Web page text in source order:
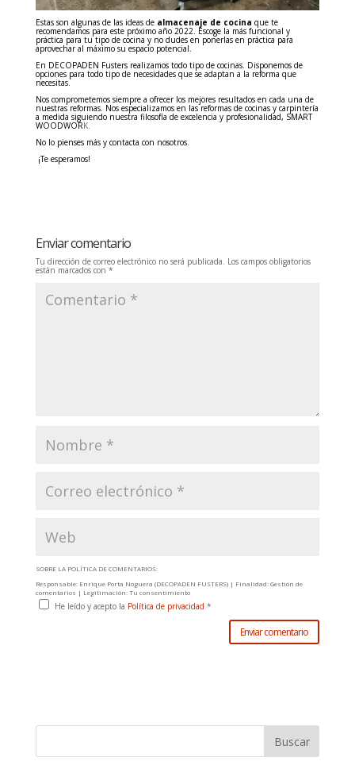
Estas son algunas de las ideas de almacenaje de cocina que te
recomendamos para este próximo año 2022. Escoge la más funcional y
práctica para tu tipo de cocina y no dudes en ponerlas en práctica para
aprovechar al máximo su espacio potencial.
En DECOPADEN Fusters realizamos todo tipo de cocinas. Disponemos de
opciones para todo tipo de necesidades que se adaptan a la reforma que
necesitas.
Nos comprometemos siempre a ofrecer los mejores resultados en cada una de
nuestras reformas. Nos especializamos en las reformas de cocinas y carpintería
a medida siguiendo nuestra filosofía de excelencia y profesionalidad, SMART
WOODWORK.
No lo pienses más y contacta con nosotros.
¡Te esperamos!
Enviar comentario
Tu dirección de correo electrónico no será publicada. Los campos obligatorios
están marcados con *
SOBRE LA POLÍTICA DE COMENTARIOS:
Responsable: Enrique Porta Noguera (DECOPADEN FUSTERS) | Finalidad: Gestión de
comentarios | Legitimación: Tu consentimiento
He leído y acepto la Política de privacidad *